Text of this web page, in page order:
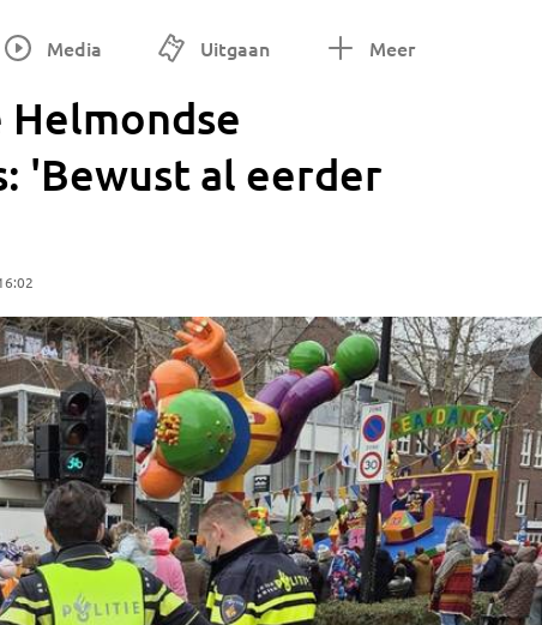
Media Uitgaan Meer
'Bewust al eerder